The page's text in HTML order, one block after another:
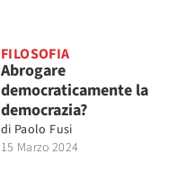
FILOSOFIA
Abrogare
democraticamente la
democrazia?
di Paolo Fusi
15 Marzo 2024